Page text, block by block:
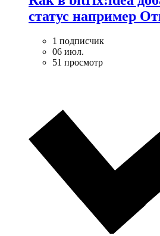
статус например
1 подписчик
06 июл.
51 просмотр